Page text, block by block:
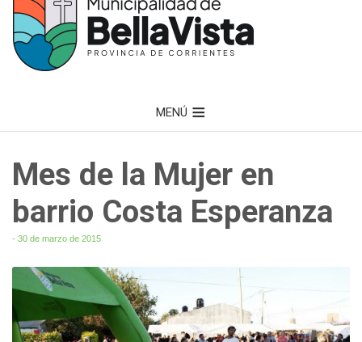
MENÚ
Mes de la Mujer en
barrio Costa Esperanza
- 30 de marzo de 2015